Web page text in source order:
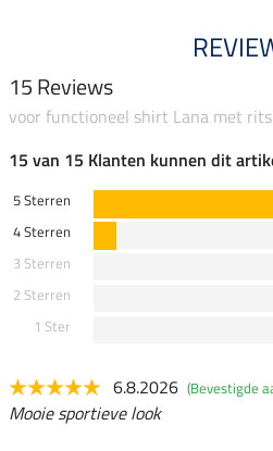
15 Reviews
voor functioneel shirt Lana met rits
15 van 15 Klanten kunnen dit
5 Sterren
4 Sterren
3 Sterren
2 Sterren
1 Ster
6.8.2026 (Bevestigde
Mooie sportieve look